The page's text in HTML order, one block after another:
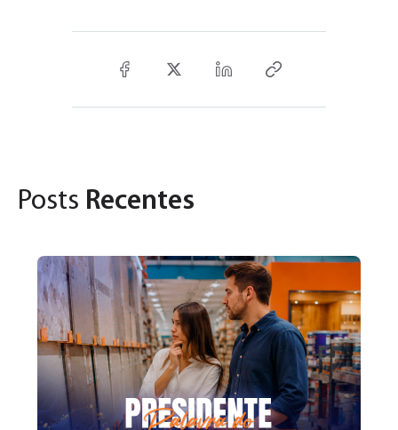
Posts Recentes